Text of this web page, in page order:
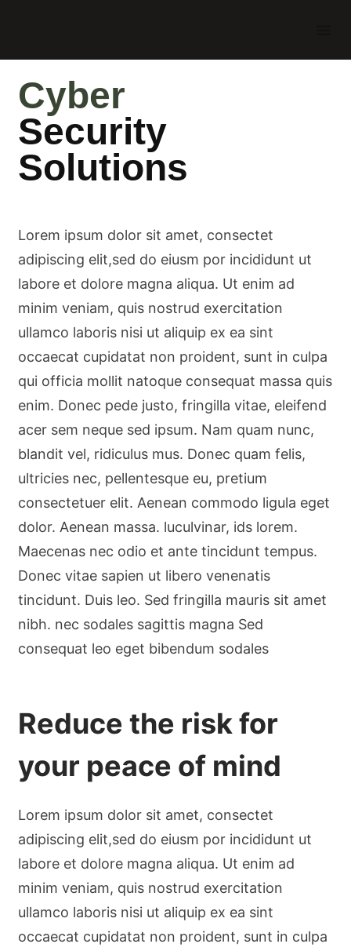
Cyber
Security
Solutions
Lorem ipsum dolor sit amet, consectet
adipiscing elit,sed do eiusm por incididunt ut
labore et dolore magna aliqua. Ut enim ad
minim veniam, quis nostrud exercitation
ullamco laboris nisi ut aliquip ex ea sint
occaecat cupidatat non proident, sunt in culpa
qui officia mollit natoque consequat massa quis
enim. Donec pede justo, fringilla vitae, eleifend
acer sem neque sed ipsum. Nam quam nunc,
blandit vel, ridiculus mus. Donec quam felis,
ultricies nec, pellentesque eu, pretium
consectetuer elit. Aenean commodo ligula eget
dolor. Aenean massa. luculvinar, ids lorem.
Maecenas nec odio et ante tincidunt tempus.
Donec vitae sapien ut libero venenatis
tincidunt. Duis leo. Sed fringilla mauris sit amet
nibh. nec sodales sagittis magna Sed
consequat leo eget bibendum sodales
Reduce the risk for
your peace of mind
Lorem ipsum dolor sit amet, consectet
adipiscing elit,sed do eiusm por incididunt ut
labore et dolore magna aliqua. Ut enim ad
minim veniam, quis nostrud exercitation
ullamco laboris nisi ut aliquip ex ea sint
occaecat cupidatat non proident, sunt in culpa